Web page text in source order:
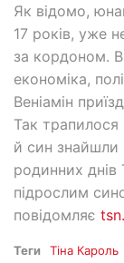
Як відомо,
17 років, уже
за кордоном.
економіка,
Веніамін
Так
й син знайшли
родинних днів
підрослим
повідомляє
Теги Тіна Кароль